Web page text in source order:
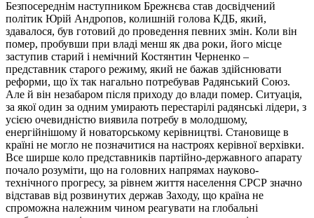
Безпосереднім наступником Брежнєва став досвідчений
політик Юрій Андропов, колишній голова КДБ, який,
здавалося, був готовий до проведення певних змін. Коли він
помер, пробувши при владі менш як два роки, його місце
заступив старий і немічний Костянтин Черненко –
представник старого режиму, який не бажав здійснювати
реформи, що їх так нагально потребував Радянський Союз.
Але й він незабаром після приходу до влади помер. Ситуація,
за якої один за одним умирають перестарілі радянські лідери, з
усією очевидністю виявила потребу в молодшому,
енергійнішому й новаторському керівництві. Становище в
країні не могло не позначитися на настроях керівної верхівки.
Все ширше коло представників партійно-державного апарату
почало розуміти, що на головних напрямах науково-
технічного прогресу, за рівнем життя населення СРСР значно
відставав від розвинутих держав Заходу, що країна не
спроможна належним чином реагувати на глобальні